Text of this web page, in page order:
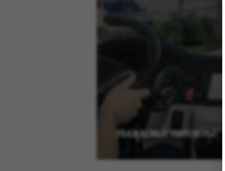
УВАЖАЕМЫЕ ПАРТНЕРЫ!